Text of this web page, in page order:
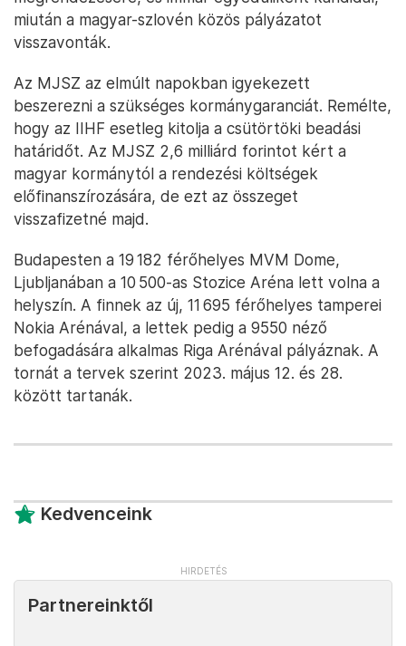
miután a magyar-szlovén közös pályázatot
visszavonták.
Az MJSZ az elmúlt napokban igyekezett
beszerezni a szükséges kormánygaranciát. Remélte,
hogy az IIHF esetleg kitolja a csütörtöki beadási
határidőt. Az MJSZ 2,6 milliárd forintot kért a
magyar kormánytól a rendezési költségek
előfinanszírozására, de ezt az összeget
visszafizetné majd.
Budapesten a 19 182 férőhelyes MVM Dome,
Ljubljanában a 10 500-as Stozice Aréna lett volna a
helyszín. A finnek az új, 11 695 férőhelyes tamperei
Nokia Arénával, a lettek pedig a 9550 néző
befogadására alkalmas Riga Arénával pályáznak. A
tornát a tervek szerint 2023. május 12. és 28.
között tartanák.
Kedvenceink
Partnereinktől